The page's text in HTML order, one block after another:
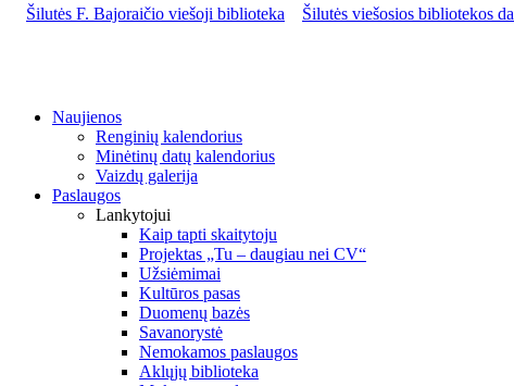
Naujienos
Renginių kalendorius
Minėtinų datų kalendorius
Vaizdų galerija
Paslaugos
Lankytojui
Kaip tapti skaitytoju
Projektas „Tu – daugiau nei CV“
Užsiėmimai
Kultūros pasas
Duomenų bazės
Savanorystė
Nemokamos paslaugos
Aklųjų biblioteka